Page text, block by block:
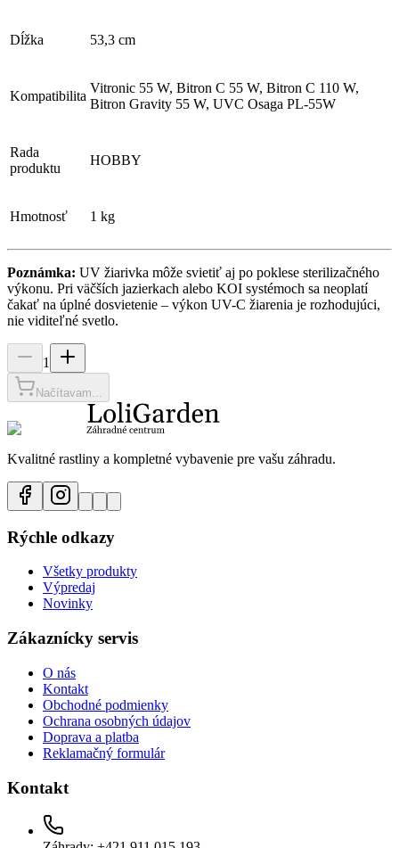
Dĺžka 53,3 cm
Kompatibilita
Vitronic 55 W, Bitron C 55 W, Bitron C 110 W,
Bitron Gravity 55 W, UVC Osaga PL-55W
Rada
produktu
HOBBY
Hmotnosť 1 kg
Poznámka: UV žiarivka môže svietiť aj po poklese sterilizačného
výkonu. Pri väčších jazierkach alebo KOI systémoch sa neoplatí
čakať na úplné dosvietenie – výkon UV-C žiarenia je rozhodujúci,
nie viditeľné svetlo.
1
Načítavam...
Kvalitné rastliny a kompletné vybavenie pre vašu záhradu.
Rýchle odkazy
Všetky produkty
Výpredaj
Novinky
Zákaznícky servis
O nás
Kontakt
Obchodné podmienky
Ochrana osobných údajov
Doprava a platba
Reklamačný formulár
Kontakt